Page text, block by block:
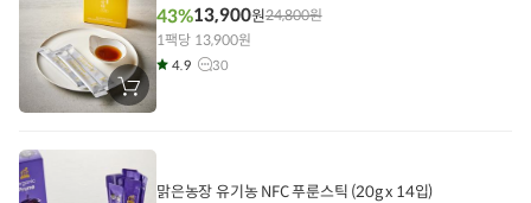
장
바
에
담
기
43%13,900원24,800원
1팩당 13,900원
4.9 30
맑은농장 유기농 NFC 푸룬스틱 (20g x 14입)